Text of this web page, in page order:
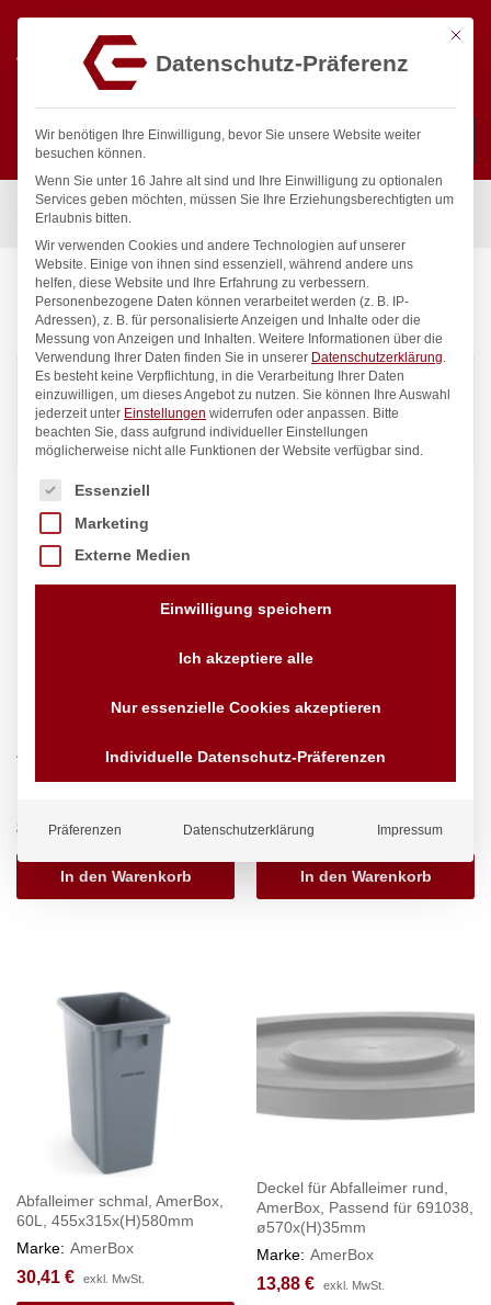
Suchen
Start / AmerBox
AMERBOX
19 Produkte gefunden
Standardsortierung
Abfalleimer rund, AmerBox,
85,70€ exkl. MwSt.
In den Warenkorb
Abfalleimer rund, AmerBox,
51,77€ exkl. MwSt.
In den Warenkorb
Abfalleimer schmal, AmerBox,
60L, 455x315x(H)580mm
Marke: AmerBox
30,41 € exkl. MwSt.
Deckel für Abfalleimer rund,
AmerBox, Passend für 691038,
ø570x(H)35mm
Marke: AmerBox
13,88 € exkl. MwSt.
Mit
Datenschutz-Präferenz
Wir benötigen Ihre Einwilligung, bevor Sie unsere Website weiter
besuchen können.
Wenn Sie unter 16 Jahre alt sind und Ihre Einwilligung zu optionalen
Services geben möchten, müssen Sie Ihre Erziehungsberechtigten um
Erlaubnis bitten.
Wir verwenden Cookies und andere Technologien auf unserer
Website. Einige von ihnen sind essenziell, während andere uns
helfen, diese Website und Ihre Erfahrung zu verbessern.
Personenbezogene Daten können verarbeitet werden (z. B. IP-
Adressen), z. B. für personalisierte Anzeigen und Inhalte oder die
Messung von Anzeigen und Inhalten. Weitere Informationen über die
Verwendung Ihrer Daten finden Sie in unserer Datenschutzerklärung.
Es besteht keine Verpflichtung, in die Verarbeitung Ihrer Daten
einzuwilligen, um dieses Angebot zu nutzen. Sie können Ihre Auswahl
jederzeit unter Einstellungen widerrufen oder anpassen. Bitte
beachten Sie, dass aufgrund individueller Einstellungen
möglicherweise nicht alle Funktionen der Website verfügbar sind.
Es folgt eine Liste der Service-Gruppen, für die eine
Essenziell
Marketing
Externe Medien
Einwilligung speichern
Ich akzeptiere alle
Nur essenzielle Cookies akzeptieren
Individuelle Datenschutz-Präferenzen
Präferenzen Datenschutzerklärung Impressum